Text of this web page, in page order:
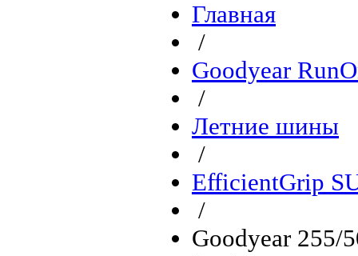
Главная
/
Goodyear
/
Летние шины
/
EfficientGrip
/
Goodyear 255/